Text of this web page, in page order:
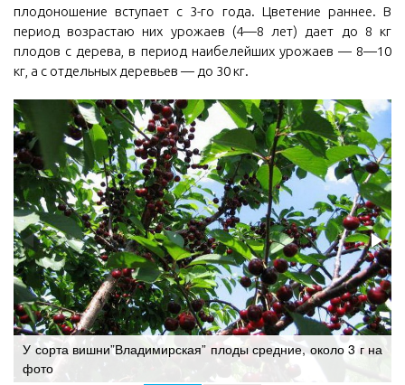
плодоношение вступает с 3-го года. Цветение раннее. В
период возрастаю них урожаев (4—8 лет) дает до 8 кг
плодов с дерева, в период наибелейших урожаев — 8—10
кг, а с отдельных деревьев — до 30 кг.
У сорта вишни”Владимирская” плоды средние, около 3 г на
фото